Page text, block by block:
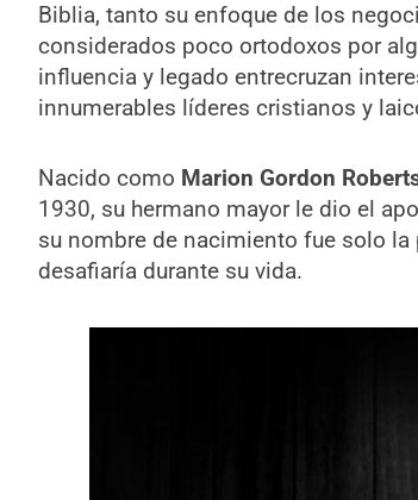
Biblia, tanto su enfoque de los
considerados poco ortodoxos por
influencia y legado entrecruzan
innumerables líderes cristianos y
Nacido como Marion Gordon
1930, su hermano mayor le dio el
su nombre de nacimiento fue solo
desafiaría durante su vida.